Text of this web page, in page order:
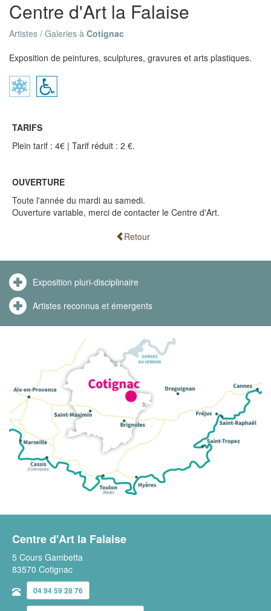
Centre d'Art la Falaise
Artistes / Galeries à Cotignac
Exposition de peintures, sculptures, gravures et arts plastiques.
TARIFS
Plein tarif : 4€ | Tarif réduit : 2 €.
OUVERTURE
Toute l'année du mardi au samedi.
Ouverture variable, merci de contacter le Centre d'Art.
Retour
Exposition pluri-disciplinaire
Artistes reconnus et émergents
Centre d'Art la Falaise
5 Cours Gambetta
83570 Cotignac
04 94 59 28 76